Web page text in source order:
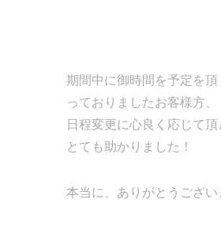
期間中に御時間を予定を頂
っておりましたお客様方、
日程変更に心良く応じて頂
とても助かりました！
本当に、ありがとうござい